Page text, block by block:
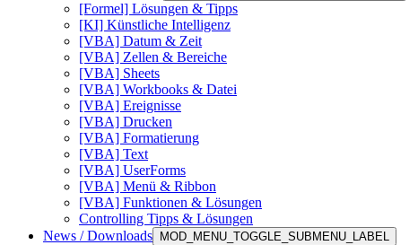
[Formel] Lösungen & Tipps
[KI] Künstliche Intelligenz
[VBA] Datum & Zeit
[VBA] Zellen & Bereiche
[VBA] Sheets
[VBA] Workbooks & Datei
[VBA] Ereignisse
[VBA] Drucken
[VBA] Formatierung
[VBA] Text
[VBA] UserForms
[VBA] Menü & Ribbon
[VBA] Funktionen & Lösungen
Controlling Tipps & Lösungen
News / Downloads
MOD_MENU_TOGGLE_SUBMENU_LABEL